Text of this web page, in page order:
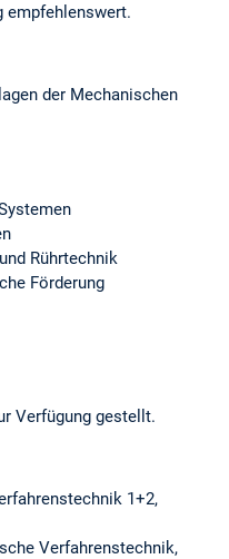
empfehlenswert.
der Mechanischen
Rührtechnik
Förderung
Verfügung gestellt.
1+2,
Verfahrenstechnik,